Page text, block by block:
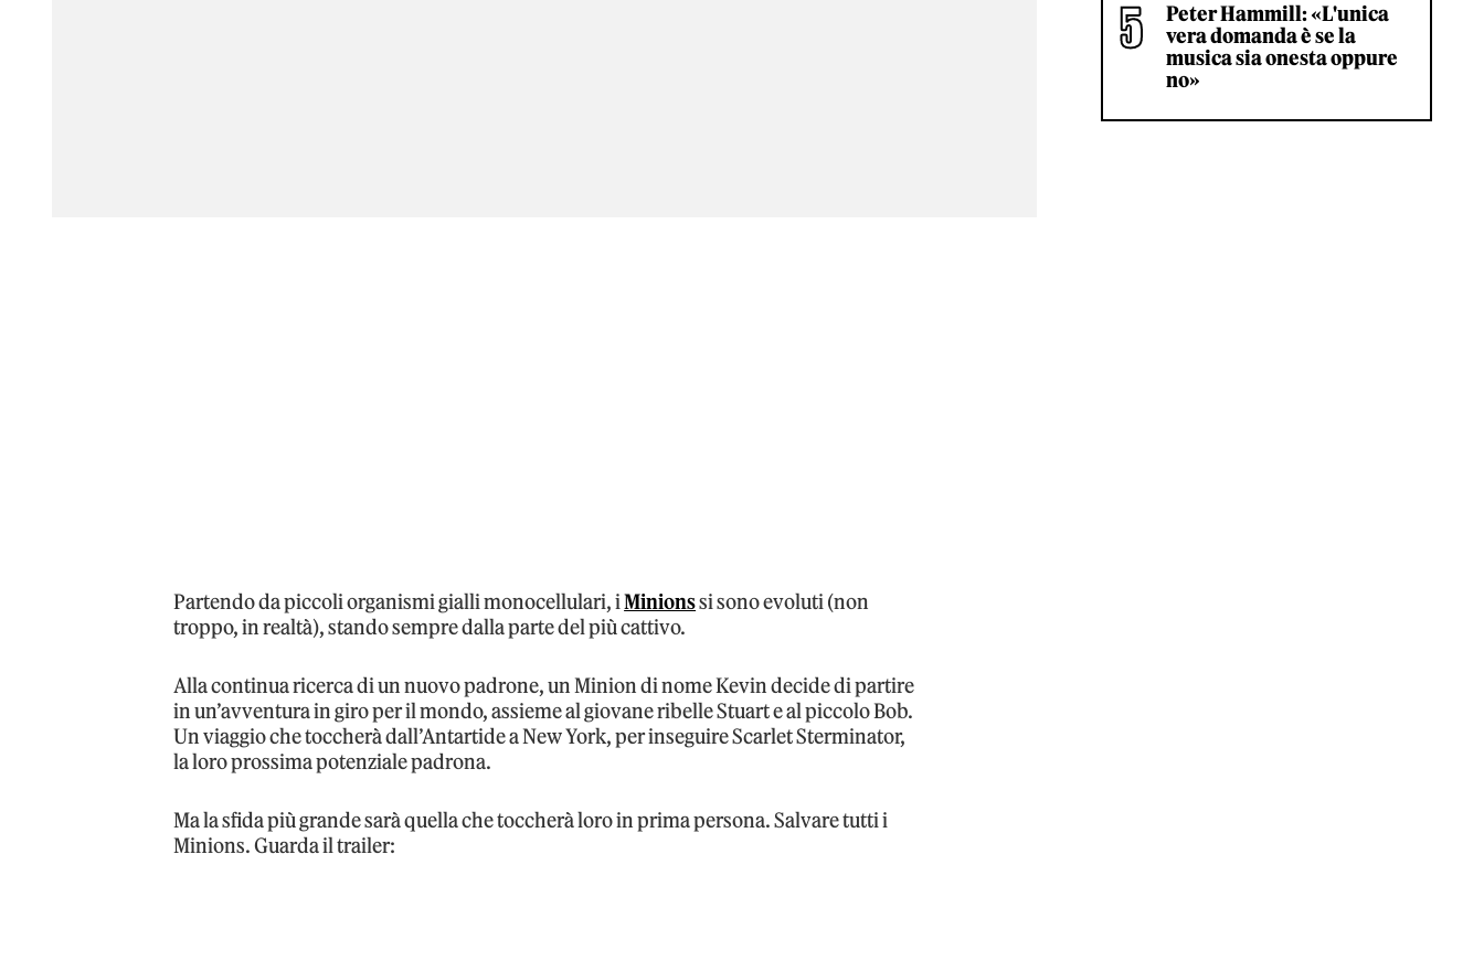
Partendo da piccoli organismi gialli monocellulari, iMinionssi sono evoluti (non
troppo, in realtà), stando sempre dalla parte del più cattivo.
Alla continua ricerca di un nuovo padrone, un Minion di nome Kevin decide di partire
in un’avventura in giro per il mondo, assieme al giovane ribelle Stuart e al piccolo Bob.
Un viaggio che toccherà dall’Antartide a New York, per inseguire Scarlet Sterminator,
la loro prossima potenziale padrona.
Ma la sfida più grande sarà quella che toccherà loro in prima persona. Salvare tutti i
Minions. Guarda il trailer:
Peter Hammill: «L'unica
vera domanda è se la
musica sia onesta oppure
no»